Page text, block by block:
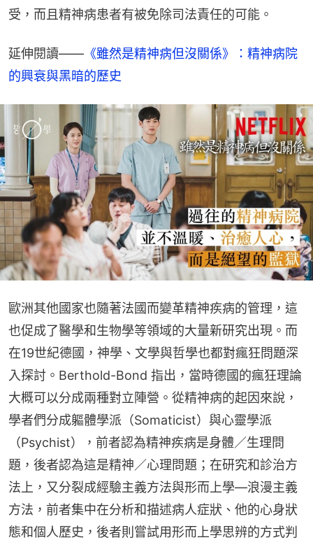
受，而且精神病患者有被免除司法責任的可能。
延伸閱讀—— 《雖然是精神病但沒關係》：精神病院
的興衰與黑暗的歷史
歐洲其他國家也隨著法國而變革精神疾病的管理，這
也促成了醫學和生物學等領域的大量新研究出現。而
在19世紀德國，神學、文學與哲學也都對瘋狂問題深
入探討。Berthold-Bond 指出，當時德國的瘋狂理論
大概可以分成兩種對立陣營。從精神病的起因來說，
學者們分成軀體學派（Somaticist）與心靈學派
（Psychist），前者認為精神疾病是身體／生理問
題，後者認為這是精神／心理問題；在研究和診治方
法上，又分裂成經驗主義方法與形而上學—浪漫主義
方法，前者集中在分析和描述病人症狀、他的心身狀
態和個人歷史，後者則嘗試用形而上學思辨的方式判